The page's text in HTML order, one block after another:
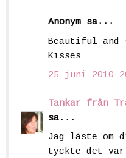
Anonym sa...
Beautiful and
Kisses
25 juni 2010
Tankar från
sa...
Jag läste om
tyckte det